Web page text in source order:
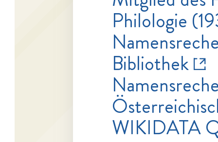
Philologie
Bibliothek
WIKIDATA